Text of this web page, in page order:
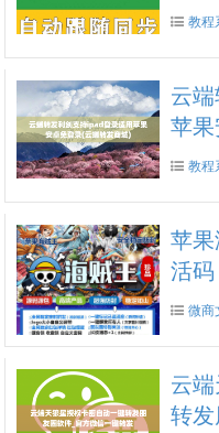
谱）
教程
云
苹
教程
苹
活
词自
微商
云
转